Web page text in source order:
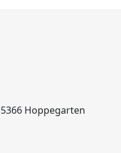
Hoppegarten